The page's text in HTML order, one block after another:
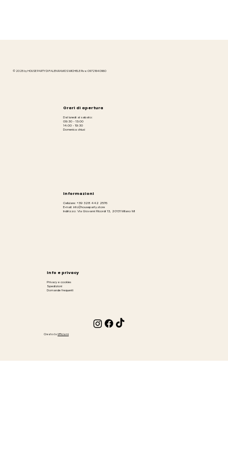
© 2025 by HOUSE PARTY DI FALEN RAMOS MICHELE P.iva: 09721640960
Orari di apertura
Dal lunedì al sabato:
09:30 - 13:00
14:00 - 19:30
Domenica chiusi
Informazioni
Cellulare: +39 328 442 2576
E-mail: info@houseparty.store
Indirizzo: Via Giovanni Ricordi 13, 20131 Milano MI
Info e privacy
Privacy e cookies
Spedizioni
Domande frequenti
Creato da Ufficiami